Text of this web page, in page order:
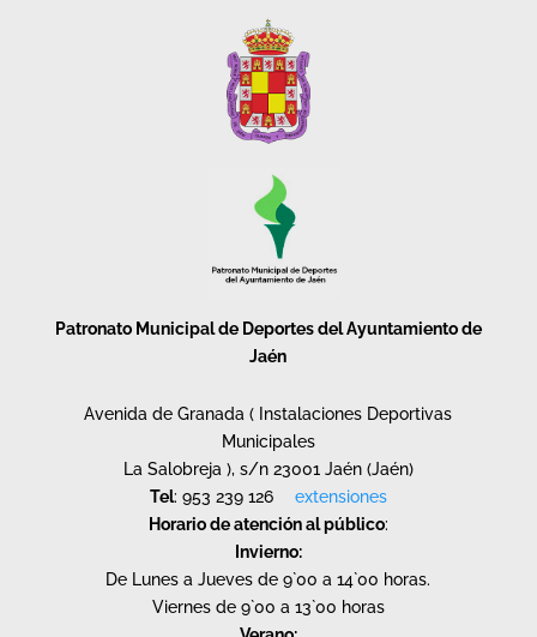
Patronato Municipal de Deportes del Ayuntamiento de
Jaén
Avenida de Granada ( Instalaciones Deportivas
Municipales
La Salobreja ), s/n 23001 Jaén (Jaén)
Tel: 953 239 126
extensiones
Horario de atención al público:
Invierno:
De Lunes a Jueves de 9`00 a 14`00 horas.
Viernes de 9`00 a 13`00 horas